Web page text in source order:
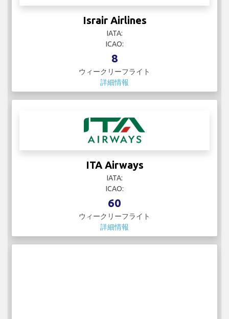
Israir Airlines
IATA:
ICAO:
8
ウィークリーフライト
詳細情報
ITA Airways
IATA:
ICAO:
60
ウィークリーフライト
詳細情報